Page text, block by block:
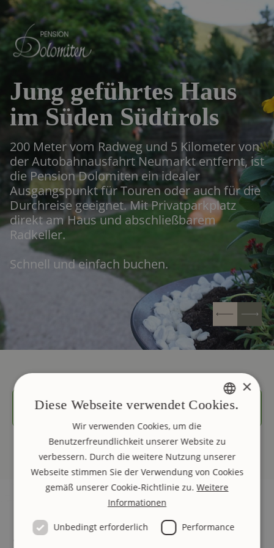
Jung geführtes Haus
im Süden Südtirols
200 Meter vom Radweg und 5 Kilometer von
der Autobahnausfahrt Neumarkt entfernt, ist
die Pension Dolomiten ein idealer
Ausgangspunkt für Touren oder auch für die
Durchreise geeignet. Mit Privatparkplatz
direkt am Haus und abschließbarem
Radkeller.
Schnell und einfach buchen.
Die sichere Verbindung zur Buchung wird aufgebaut
...
ENGLISH
ITALIAN
×
Diese Webseite verwendet Cookies.
Wir verwenden Cookies, um die
Benutzerfreundlichkeit unserer Website zu
verbessern. Durch die weitere Nutzung unserer
Webseite stimmen Sie der Verwendung von Cookies
gemäß unserer Cookie-Richtlinie zu. Weitere
Informationen
Unbedingt erforderlich Performance